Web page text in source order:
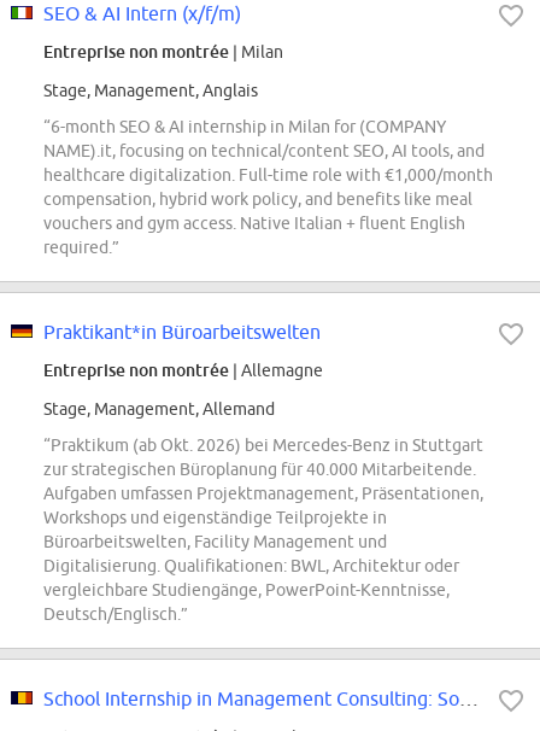
SEO & AI Intern (x/f/m)
Entreprise non montrée | Milan
Stage, Management, Anglais
“6-month SEO & AI internship in Milan for (COMPANY
NAME).it, focusing on technical/content SEO, AI tools, and
healthcare digitalization. Full-time role with €1,000/month
compensation, hybrid work policy, and benefits like meal
vouchers and gym access. Native Italian + fluent English
required.”
Praktikant*in Büroarbeitswelten
Entreprise non montrée | Allemagne
Stage, Management, Allemand
“Praktikum (ab Okt. 2026) bei Mercedes-Benz in Stuttgart
zur strategischen Büroplanung für 40.000 Mitarbeitende.
Aufgaben umfassen Projektmanagement, Präsentationen,
Workshops und eigenständige Teilprojekte in
Büroarbeitswelten, Facility Management und
Digitalisierung. Qualifikationen: BWL, Architektur oder
vergleichbare Studiengänge, PowerPoint-Kenntnisse,
Deutsch/Englisch.”